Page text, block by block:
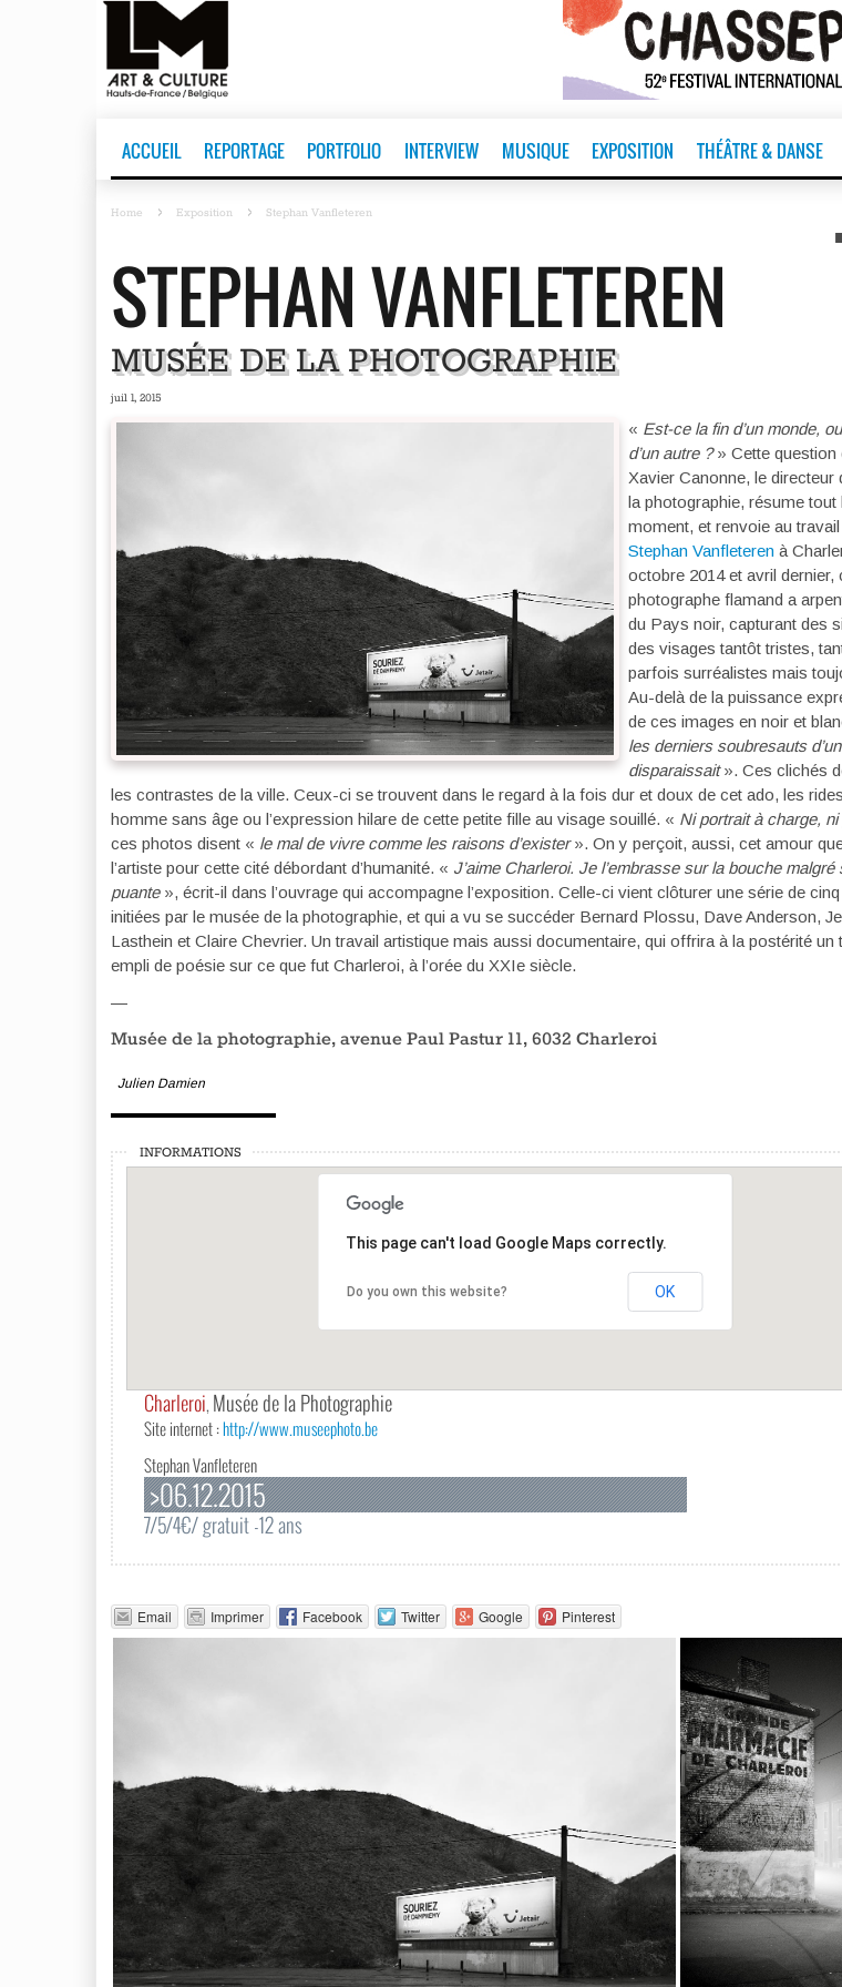
ACCUEIL REPORTAGE PORTFOLIO INTERVIEW MUSIQUE EXPOSITION THÉÂTRE & DANSE
Home Exposition Stephan Vanfleteren
STEPHAN VANFLETEREN
MUSÉE DE LA PHOTOGRAPHIE
juil 1, 2015
« Est-ce la fin d’un monde,
d’un autre ?» Cette question
Xavier Canonne, le directeur
la photographie, résume tout
moment, et renvoie au
Stephan Vanfleteren à
octobre 2014 et avril dernier,
photographe flamand a
du Pays noir, capturant des
des visages tantôt tristes,
parfois surréalistes mais
Au-delà de la puissance
de ces images en noir et
les derniers soubresauts
disparaissait». Ces clichés
les contrastes de la ville. Ceux-ci se trouvent dans le regard à la fois dur et doux de cet ado, les
homme sans âge ou l’expression hilare de cette petite fille au visage souillé. « Ni portrait à charge,
ces photos disent « le mal de vivre comme les raisons d’exister». On y perçoit, aussi, cet amour
l’artiste pour cette cité débordant d’humanité. « J’aime Charleroi. Je l’embrasse sur la bouche malgré
puante», écrit-il dans l’ouvrage qui accompagne l’exposition. Celle-ci vient clôturer une série de
initiées par le musée de la photographie, et qui a vu se succéder Bernard Plossu, Dave Anderson,
Lasthein et Claire Chevrier. Un travail artistique mais aussi documentaire, qui offrira à la postérité un
empli de poésie sur ce que fut Charleroi, à l’orée du XXIe siècle.
—
Musée de la photographie, avenue Paul Pastur 11, 6032 Charleroi
Julien Damien
INFORMATIONS
This page can't load Google Maps correctly.
Do you own this website? OK
Charleroi, Musée de la Photographie
Site internet :http://www.museephoto.be
Stephan Vanfleteren
>06.12.2015
7/5/4€/ gratuit -12 ans
Email Imprimer Facebook Twitter Google Pinterest